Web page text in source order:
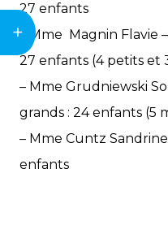
+
27 enfants
– Mme Magnin Flavie
27 enfants (4 petits et
– Mme Grudniewski
grands : 24 enfants (5
– Mme Cuntz
enfants